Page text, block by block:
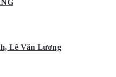
Lê Văn Lương